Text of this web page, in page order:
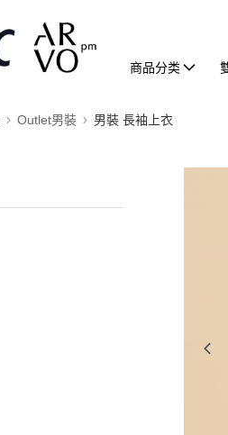
商品分类
Outlet男裝 男裝 長袖上衣